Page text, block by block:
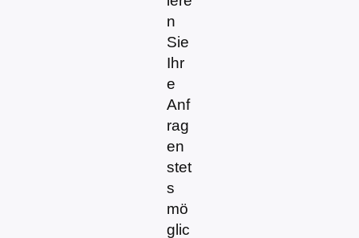
n
Sie
Ihr
e
Anf
rag
en
stet
s
mö
glic